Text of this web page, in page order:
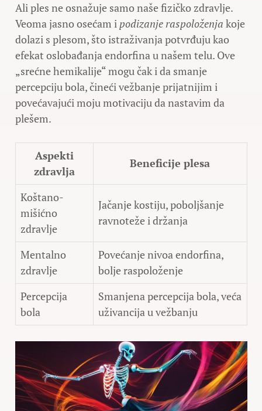
Ali ples ne osnažuje samo naše fizičko zdravlje.
Veoma jasno osećam i podizanje raspoloženja koje
dolazi s plesom, što istraživanja potvrđuju kao
efekat oslobađanja endorfina u našem telu. Ove
„srećne hemikalije“ mogu čak i da smanje
percepciju bola, čineći vežbanje prijatnijim i
povećavajući moju motivaciju da nastavim da
plešem.
Aspekti
zdravlja
Beneficije plesa
Koštano-
mišićno
zdravlje
Jačanje kostiju, poboljšanje
ravnoteže i držanja
Mentalno
zdravlje
Povećanje nivoa endorfina,
bolje raspoloženje
Percepcija
bola
Smanjena percepcija bola, veća
uživancija u vežbanju